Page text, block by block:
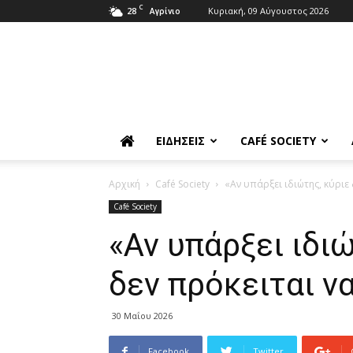
28 C Αγρίνιο Κυριακή, 09 Αύγουστος 2026
ΕΙΔΉΣΕΙΣ CAFÉ SOCIETY
Αρχική Café Society «Αν υπάρξει ιδιώτης,
Café Society
«Αν υπάρξει
δεν πρόκειται
30 Μαΐου 2026